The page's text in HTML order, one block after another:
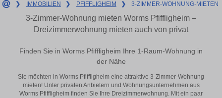
❯ IMMOBILIEN ❯ PFIFFLIGHEIM ❯ 3-ZIMMER-WOHNUNG-MIETEN
3-Zimmer-Wohnung mieten Worms Pfiffligheim –
Dreizimmerwohnung mieten auch von privat
Finden Sie in Worms Pfiffligheim Ihre 1-Raum-Wohnung in
der Nähe
Sie möchten in Worms Pfiffligheim eine attraktive 3-Zimmer-Wohnung
mieten! Unter privaten Anbietern und Wohnungsunternehmen aus
Worms Pfiffligheim finden Sie Ihre Dreizimmerwohnung. Mit ein paar